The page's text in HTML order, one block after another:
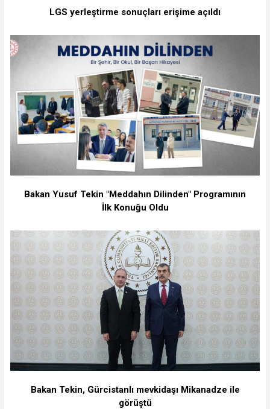
LGS yerleştirme sonuçları erişime açıldı
Bakan Yusuf Tekin "Meddahın Dilinden" Programının
İlk Konuğu Oldu
Bakan Tekin, Gürcistanlı mevkidaşı Mikanadze ile
görüştü